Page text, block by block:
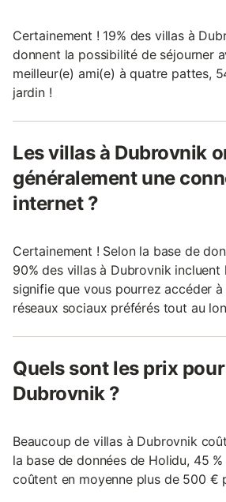
Certainement ! 19% des villas à
donnent la possibilité de séjourner
meilleur(e) ami(e) à quatre pattes,
jardin !
Les villas à Dubrovnik
généralement une
internet ?
Certainement ! Selon la base de
90% des villas à Dubrovnik incluent
signifie que vous pourrez accéder
réseaux sociaux préférés tout au
Quels sont les prix
Dubrovnik ?
Beaucoup de villas à Dubrovnik
la base de données de Holidu, 45
coûtent en moyenne plus de 500 €